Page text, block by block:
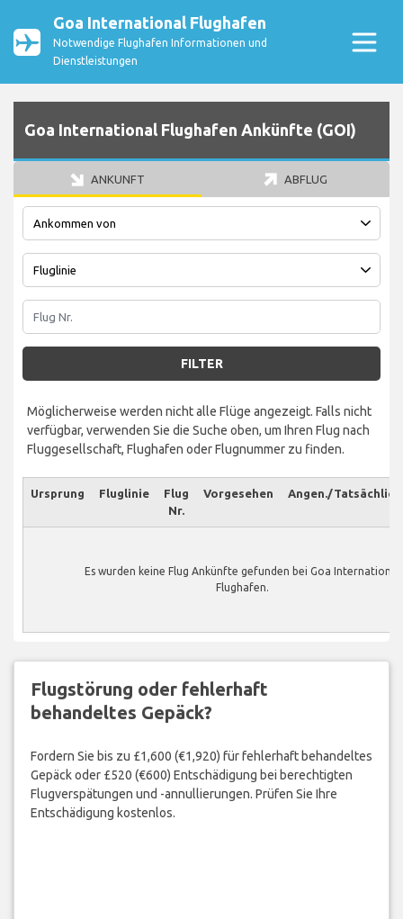
Goa International Flughafen
Notwendige Flughafen Informationen und
Dienstleistungen
Goa International Flughafen Ankünfte (GOI)
ANKUNFT ABFLUG
FILTER
Möglicherweise werden nicht alle Flüge angezeigt. Falls nicht
verfügbar, verwenden Sie die Suche oben, um Ihren Flug nach
Fluggesellschaft, Flughafen oder Flugnummer zu finden.
Ursprung Fluglinie
Flug
Nr.
Vorgesehen Angen./Tatsächlich
Es wurden keine Flug Ankünfte gefunden bei Goa International
Flughafen.
Flugstörung oder fehlerhaft
behandeltes Gepäck?
Fordern Sie bis zu £1,600 (€1,920) für fehlerhaft behandeltes
Gepäck oder £520 (€600) Entschädigung bei berechtigten
Flugverspätungen und -annullierungen. Prüfen Sie Ihre
Entschädigung kostenlos.